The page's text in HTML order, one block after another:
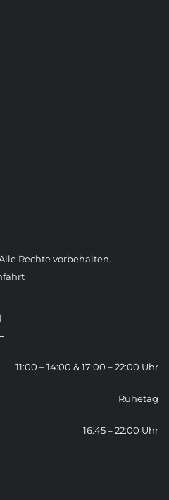
Rechte vorbehalten.
11:00 – 14:00 & 17:00 – 22:00 Uhr
Ruhetag
16:45 – 22:00 Uhr